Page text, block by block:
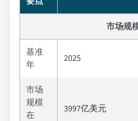
市场规
基准
年
2025
市场
规模
在
3997亿美元